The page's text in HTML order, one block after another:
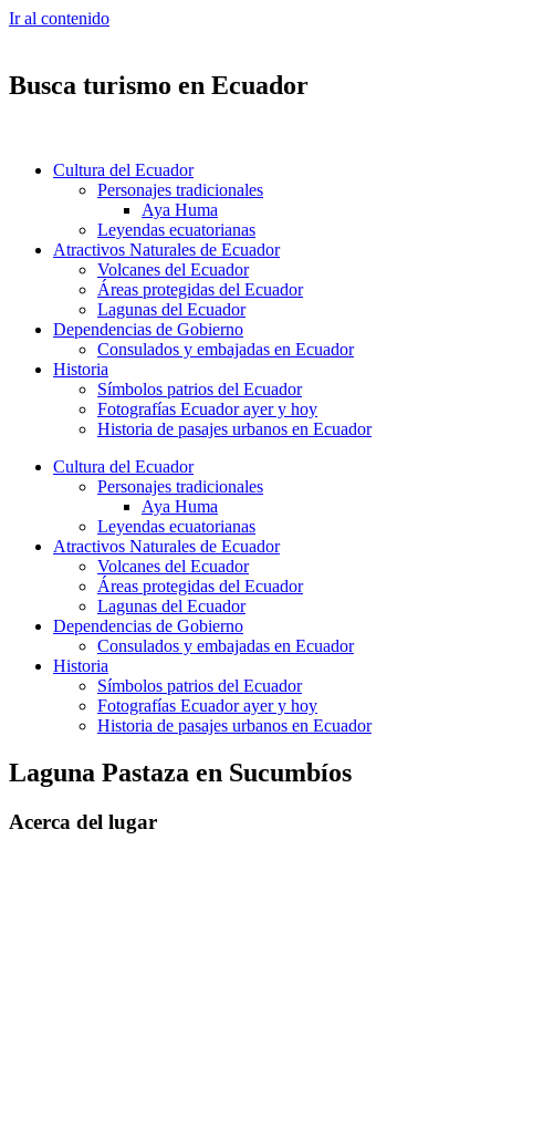
Ir al contenido
Busca turismo en Ecuador
Cultura del Ecuador
Personajes tradicionales
Aya Huma
Leyendas ecuatorianas
Atractivos Naturales de Ecuador
Volcanes del Ecuador
Áreas protegidas del Ecuador
Lagunas del Ecuador
Dependencias de Gobierno
Consulados y embajadas en Ecuador
Historia
Símbolos patrios del Ecuador
Fotografías Ecuador ayer y hoy
Historia de pasajes urbanos en Ecuador
Cultura del Ecuador
Personajes tradicionales
Aya Huma
Leyendas ecuatorianas
Atractivos Naturales de Ecuador
Volcanes del Ecuador
Áreas protegidas del Ecuador
Lagunas del Ecuador
Dependencias de Gobierno
Consulados y embajadas en Ecuador
Historia
Símbolos patrios del Ecuador
Fotografías Ecuador ayer y hoy
Historia de pasajes urbanos en Ecuador
Laguna Pastaza en Sucumbíos
Acerca del lugar